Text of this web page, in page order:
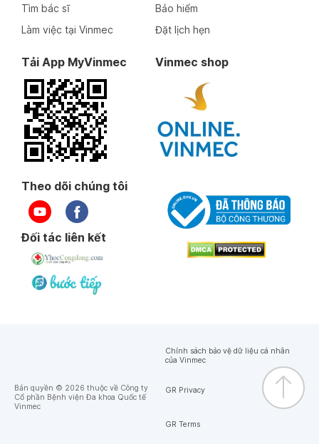
Tìm bác sĩ
Làm việc tại Vinmec
Bảo hiểm
Đặt lịch hẹn
Tải App MyVinmec Vinmec shop
Theo dõi chúng tôi
Đối tác liên kết
Bản quyền © 2026 thuộc về Công ty
Cổ phần Bệnh viện Đa khoa Quốc tế
Vinmec
Chính sách bảo vệ dữ liệu cá nhân
của Vinmec
GR Privacy
GR Terms